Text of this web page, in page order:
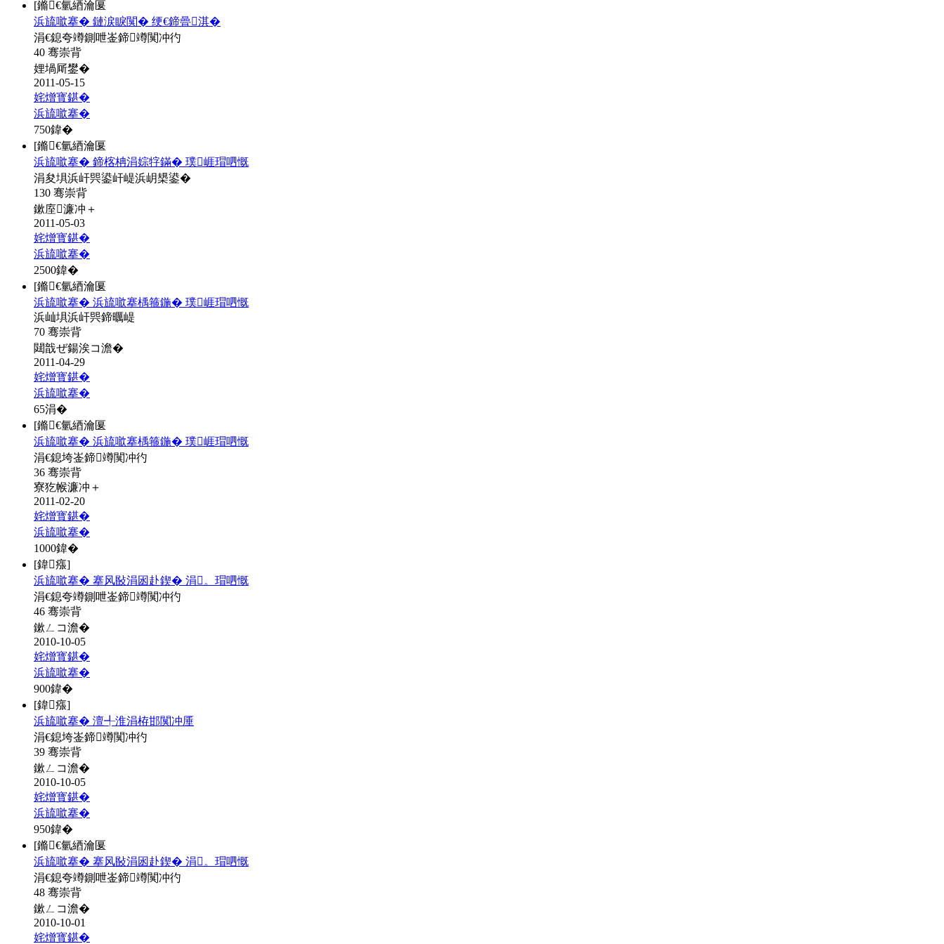
[鏅€氫綇瀹匽
浜旈噷搴� 鏈涙睙闃� 绠€鍗曡淇�
涓€鎴夸竴鍘呭崟鍗竴闃冲彴
40 骞崇背
娌堝厛鐢�
2011-05-15
姹熷寳鍖�
浜旈噷搴�
750鍏�
[鏅€氫綇瀹匽
浜旈噷搴� 鍗楁柟涓婃牸鏋� 璞崕瑁呬慨
涓夋埧浜屽巺鍙屽崼浜岄槼鍙�
130 骞崇背
鏉庢濂冲＋
2011-05-03
姹熷寳鍖�
浜旈噷搴�
2500鍏�
[鏅€氫綇瀹匽
浜旈噷搴� 浜旈噷搴楀箍鍦� 璞崕瑁呬慨
浜屾埧浜屽巺鍗曞崼
70 骞崇背
閮戠ぜ鍚涘コ澹�
2011-04-29
姹熷寳鍖�
浜旈噷搴�
65涓�
[鏅€氫綇瀹匽
浜旈噷搴� 浜旈噷搴楀箍鍦� 璞崕瑁呬慨
涓€鎴垮崟鍗竴闃冲彴
36 骞崇背
寮犵帿濂冲＋
2011-02-20
姹熷寳鍖�
浜旈噷搴�
1000鍏�
[鍏瘬]
浜旈噷搴� 搴风敯涓囦赴鍥� 涓。瑁呬慨
涓€鎴夸竴鍘呭崟鍗竴闃冲彴
46 骞崇背
鏉ㄥコ澹�
2010-10-05
姹熷寳鍖�
浜旈噷搴�
900鍏�
[鍏瘬]
浜旈噷搴� 澶╃淮涓栫邯闃冲厜
涓€鎴垮崟鍗竴闃冲彴
39 骞崇背
鏉ㄥコ澹�
2010-10-05
姹熷寳鍖�
浜旈噷搴�
950鍏�
[鏅€氫綇瀹匽
浜旈噷搴� 搴风敯涓囦赴鍥� 涓。瑁呬慨
涓€鎴夸竴鍘呭崟鍗竴闃冲彴
48 骞崇背
鏉ㄥコ澹�
2010-10-01
姹熷寳鍖�